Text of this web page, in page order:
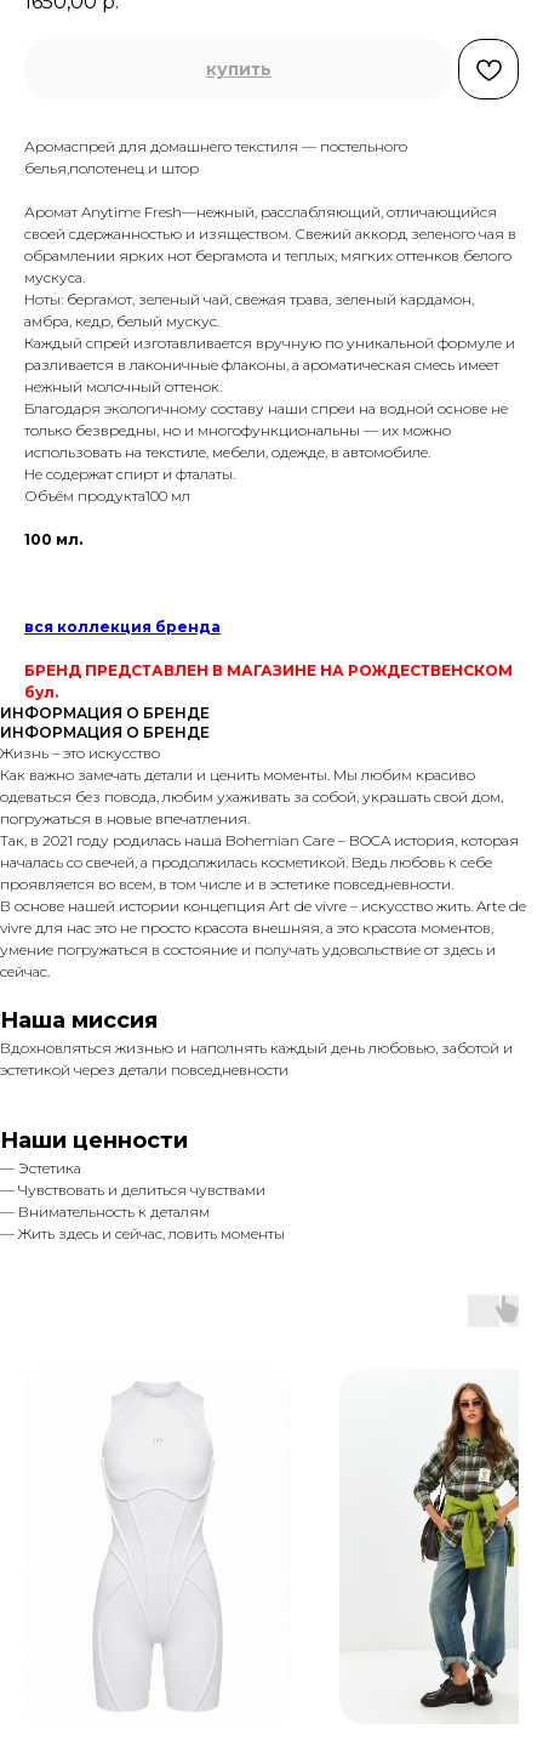
купить
Аромаспрей для домашнего текстиля — постельного
белья,полотенец и штор
Аромат Anytime Fresh—нежный, расслабляющий, отличающийся
своей сдержанностью и изяществом. Свежий аккорд зеленого чая в
обрамлении ярких нот бергамота и теплых, мягких оттенков белого
мускуса.
Ноты: бергамот, зеленый чай, свежая трава, зеленый кардамон,
амбра, кедр, белый мускус.
Каждый спрей изготавливается вручную по уникальной формуле и
разливается в лаконичные флаконы, а ароматическая смесь имеет
нежный молочный оттенок.
Благодаря экологичному составу наши спреи на водной основе не
только безвредны, но и многофункциональны — их можно
использовать на текстиле, мебели, одежде, в автомобиле.
Не содержат спирт и фталаты.
Объём продукта100 мл
100 мл.
вся коллекция бренда
БРЕНД ПРЕДСТАВЛЕН В МАГАЗИНЕ НА РОЖДЕСТВЕНСКОМ
бул.
ИНФОРМАЦИЯ О БРЕНДЕ
ИНФОРМАЦИЯ О БРЕНДЕ
Жизнь – это искусство
Как важно замечать детали и ценить моменты. Мы любим красиво
одеваться без повода, любим ухаживать за собой, украшать свой дом,
погружаться в новые впечатления.
Так, в 2021 году родилась наша Bohemian Care – BOCA история, которая
началась со свечей, а продолжилась косметикой. Ведь любовь к себе
проявляется во всем, в том числе и в эстетике повседневности.
В основе нашей истории концепция Art de vivre – искусство жить. Arte de
vivre для нас это не просто красота внешняя, а это красота моментов,
умение погружаться в состояние и получать удовольствие от здесь и
сейчас.
Наша миссия
Вдохновляться жизнью и наполнять каждый день любовью, заботой и
эстетикой через детали повседневности
Наши ценности
— Эстетика
— Чувствовать и делиться чувствами
— Внимательность к деталям
— Жить здесь и сейчас, ловить моменты